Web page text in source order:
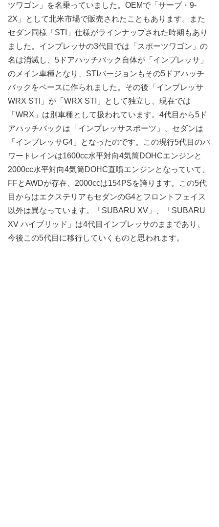
ツワゴン」を名乗っていました。OEMで「サーブ・9-
2X」として北米市場で販売されたこともあります。また
セダン同様「STI」仕様がラインナップされた時期もあり
ました。インプレッサの3代目では「スポーツワゴン」の
名は消滅し、5ドアハッチバック自体が「インプレッサ」
のメイン車種となり、STIバージョンもその5ドアハッチ
バックをベースに作られました。その後「インプレッサ
WRX STI」が「WRX STI」として独立し、現在では
「WRX」は別車種として扱われています。4代目から5ド
アハッチバックは「インプレッサスポーツ」、セダンは
「インプレッサG4」となったのです。この現行5代目のパ
ワートレインは1600cc水平対向4気筒DOHCエンジンと
2000cc水平対向4気筒DOHC直噴エンジンとなっていて、
FFとAWDが存在、2000ccは154PSを誇ります。この5代
目からはエクステリアもセダンのG4とフロントフェイス
以外は異なっています。「SUBARU XV」、「SUBARU
XV ハイブリッド」は4代目インプレッサのままであり、
今後この5代目に移行していくものと思われます。